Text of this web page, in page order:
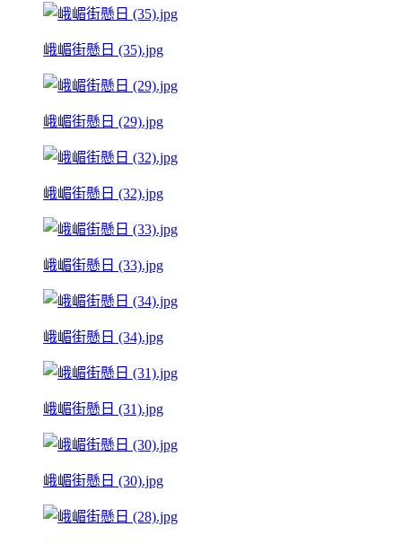
峨嵋街懸日 (35).jpg
峨嵋街懸日 (29).jpg
峨嵋街懸日 (32).jpg
峨嵋街懸日 (33).jpg
峨嵋街懸日 (34).jpg
峨嵋街懸日 (31).jpg
峨嵋街懸日 (30).jpg